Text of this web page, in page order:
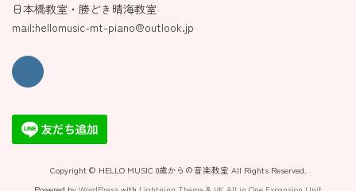
日本橋教室・勝どき晴海教室
mail:hellomusic-mt-piano@outlook.jp
Copyright © HELLO MUSIC 0歳からの音楽教室 All Rights Reserved.